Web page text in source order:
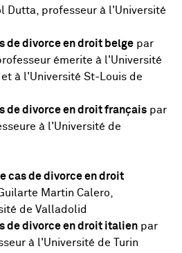
Dutta, professeur à l'Université
de divorce en droit belge par
émerite à l'Université
à l'Université St-Louis de
de divorce en droit français par
à l'Université de
cas de divorce en droit
Martin Calero,
de Valladolid
de divorce en droit italien par
à l'Université de Turin